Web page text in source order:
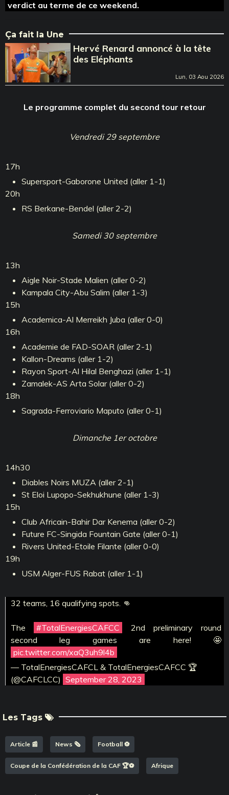
verdict au terme de ce weekend.
Ça fait la Une
Hervé Renard annoncé à la tête
des Eléphants
Lun, 03 Aou 2026
Le programme complet du second tour retour
Vendredi 29 septembre
17h
Supersport-Gaborone United (aller 1-1)
20h
RS Berkane-Bendel (aller 2-2)
Samedi 30 septembre
13h
Aigle Noir-Stade Malien (aller 0-2)
Kampala City-Abu Salim (aller 1-3)
15h
Academica-Al Merreikh Juba (aller 0-0)
16h
Academie de FAD-SOAR (aller 2-1)
Kallon-Dreams (aller 1-2)
Rayon Sport-Al Hilal Benghazi (aller 1-1)
Zamalek-AS Arta Solar (aller 0-2)
18h
Sagrada-Ferroviario Maputo (aller 0-1)
Dimanche 1er octobre
14h30
Diables Noirs MUZA (aller 2-1)
St Eloi Lupopo-Sekhukhune (aller 1-3)
15h
Club Africain-Bahir Dar Kenema (aller 0-2)
Future FC-Singida Fountain Gate (aller 0-1)
Rivers United-Etoile Filante (aller 0-0)
19h
USM Alger-FUS Rabat (aller 1-1)
32 teams, 16 qualifying spots. 👊
The #TotalEnergiesCAFCC
2nd preliminary round
second leg games are here! 🤩
pic.twitter.com/xaQ3uh9l4b
— TotalEnergiesCAFCL & TotalEnergiesCAFCC 🏆
(@CAFCLCC) September 28, 2023
Les Tags
Article 📰 News 🗞️ Football ⚽️
Coupe de la Confédération de la CAF 🏆⚽️ Afrique